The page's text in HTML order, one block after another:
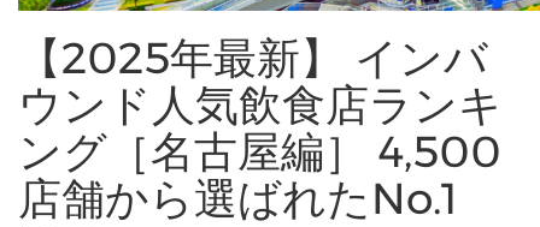
【2025年最新】 インバ
ウンド人気飲食店ランキ
ング［名古屋編］ 4,500
店舗から選ばれたNo.1